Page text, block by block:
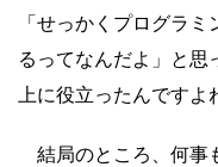
「せっかくプログラ
るってなんだよ」と思
上に役立ったんですよ
結局のところ、何事